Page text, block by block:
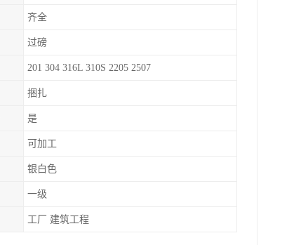
齐全
过磅
201 304 316L 310S 2205 2507
捆扎
是
可加工
银白色
一级
工厂 建筑工程